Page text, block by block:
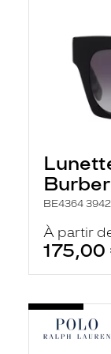
BE4364
À partir
175,00